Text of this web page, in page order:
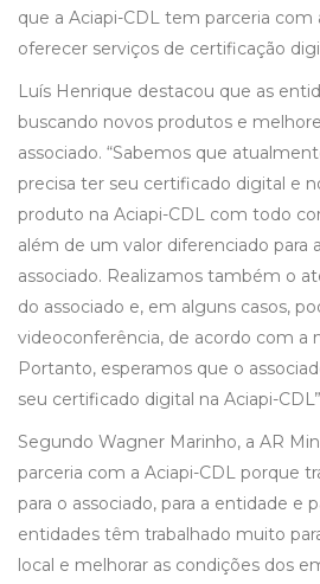
que a Aciapi-CDL tem parceria com
oferecer serviços de certificação
Luís Henrique destacou que as
buscando novos produtos e
associado. “Sabemos que
precisa ter seu certificado digital e
produto na Aciapi-CDL com todo
além de um valor diferenciado para
associado. Realizamos também o
do associado e, em alguns casos,
videoconferência, de acordo com a
Portanto, esperamos que o
seu certificado digital na Aciapi-
Segundo Wagner Marinho, a AR
parceria com a Aciapi-CDL porque
para o associado, para a entidade e
entidades têm trabalhado muito
local e melhorar as condições dos